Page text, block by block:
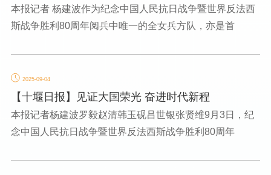
本报记者 杨建波作为纪念中国人民抗日战争暨世界反法西
斯战争胜利80周年阅兵中唯一的全女兵方队，亦是首
2025-09-04
【十堰日报】见证大国荣光 奋进时代新程
本报记者杨建波罗毅赵清韩玉砚吕世银张贤维9月3日，纪
念中国人民抗日战争暨世界反法西斯战争胜利80周年